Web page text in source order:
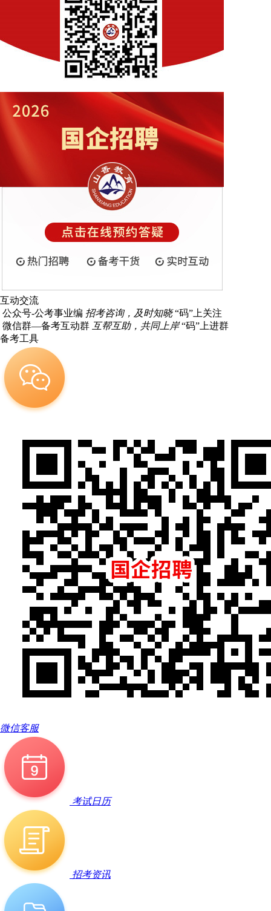
互动交流
公众号-公考事业编 招考咨询，及时知晓 “码”上关注
微信群—备考互动群 互帮互助，共同上岸 “码”上进群
备考工具
微信客服
考试日历
招考资讯